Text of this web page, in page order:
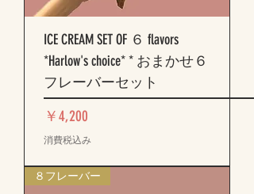
ICE CREAM SET OF ６ flavors
*Harlow's choice* * おまかせ６
フレーバーセット
価格
￥4,200
消費税込み
８フレーバー